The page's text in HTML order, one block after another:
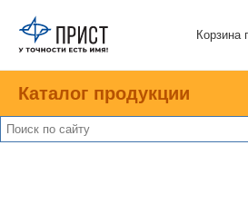
Корзина
Каталог продукции